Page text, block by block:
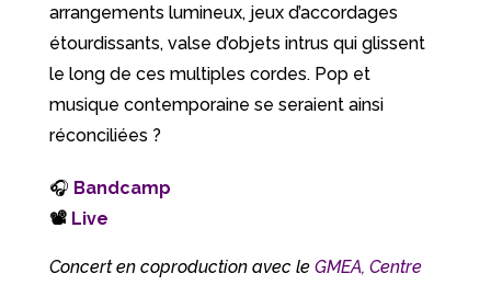
arrangements lumineux, jeux d’accordages
étourdissants, valse d’objets intrus qui glissent
le long de ces multiples cordes. Pop et
musique contemporaine se seraient ainsi
réconciliées ?
🎧 Bandcamp
📽 Live
Concert en coproduction avec le GMEA, Centre